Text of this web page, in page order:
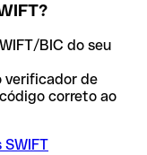
BIC do seu
verificador de
correto ao